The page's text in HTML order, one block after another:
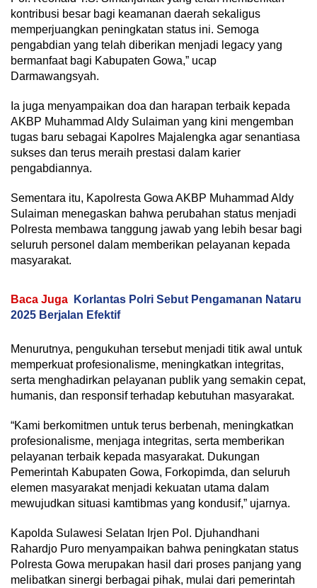
kontribusi besar bagi keamanan daerah sekaligus
memperjuangkan peningkatan status ini. Semoga
pengabdian yang telah diberikan menjadi legacy yang
bermanfaat bagi Kabupaten Gowa,” ucap
Darmawangsyah.
Ia juga menyampaikan doa dan harapan terbaik kepada
AKBP Muhammad Aldy Sulaiman yang kini mengemban
tugas baru sebagai Kapolres Majalengka agar senantiasa
sukses dan terus meraih prestasi dalam karier
pengabdiannya.
Sementara itu, Kapolresta Gowa AKBP Muhammad Aldy
Sulaiman menegaskan bahwa perubahan status menjadi
Polresta membawa tanggung jawab yang lebih besar bagi
seluruh personel dalam memberikan pelayanan kepada
masyarakat.
Baca Juga
Korlantas Polri Sebut Pengamanan Nataru
2025 Berjalan Efektif
Menurutnya, pengukuhan tersebut menjadi titik awal untuk
memperkuat profesionalisme, meningkatkan integritas,
serta menghadirkan pelayanan publik yang semakin cepat,
humanis, dan responsif terhadap kebutuhan masyarakat.
“Kami berkomitmen untuk terus berbenah, meningkatkan
profesionalisme, menjaga integritas, serta memberikan
pelayanan terbaik kepada masyarakat. Dukungan
Pemerintah Kabupaten Gowa, Forkopimda, dan seluruh
elemen masyarakat menjadi kekuatan utama dalam
mewujudkan situasi kamtibmas yang kondusif,” ujarnya.
Kapolda Sulawesi Selatan Irjen Pol. Djuhandhani
Rahardjo Puro menyampaikan bahwa peningkatan status
Polresta Gowa merupakan hasil dari proses panjang yang
melibatkan sinergi berbagai pihak, mulai dari pemerintah